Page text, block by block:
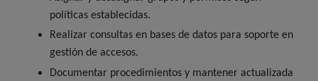
políticas establecidas.
Realizar consultas en bases de datos para soporte en
gestión de accesos.
Documentar procedimientos y mantener actualizada